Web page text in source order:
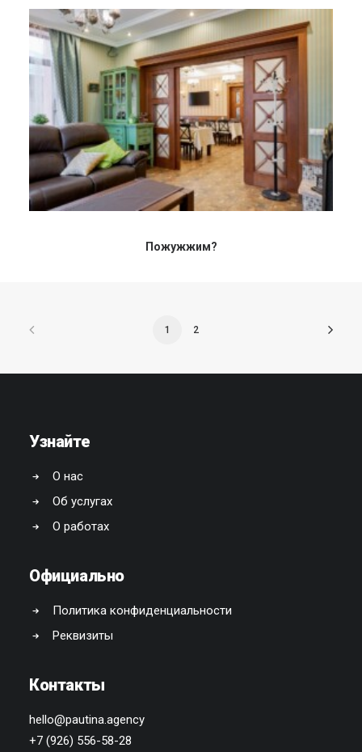
Пожужжим?
1 2
Узнайте
О нас
Об услугах
О работах
Официально
Политика конфиденциальности
Реквизиты
Контакты
hello@pautina.agency
+7 (926) 556-58-28